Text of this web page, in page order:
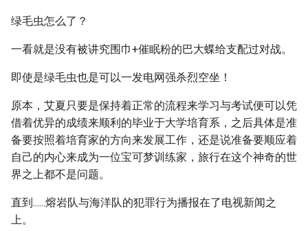
绿毛虫怎么了？
一看就是没有被讲究围巾+催眠粉的巴大蝶给支配过对战。
即使是绿毛虫也是可以一发电网强杀烈空坐！
原本，艾夏只要是保持着正常的流程来学习与考试便可以凭
借着优异的成绩来顺利的毕业于大学培育系，之后具体是准
备要按照着培育家的方向来发展工作，还是说准备要顺应着
自己的内心来成为一位宝可梦训练家，旅行在这个神奇的世
界之上都不是问题。
直到......熔岩队与海洋队的犯罪行为播报在了电视新闻之
上。